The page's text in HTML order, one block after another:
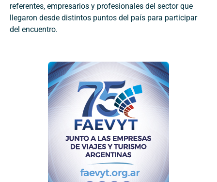
referentes, empresarios y profesionales del sector que
llegaron desde distintos puntos del país para participar
del encuentro.